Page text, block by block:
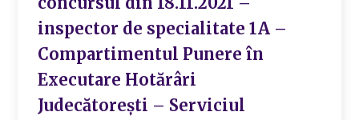
inspector de specialitate 1A –
Compartimentul Punere în
Executare Hotărâri
Judecătorești – Serviciul